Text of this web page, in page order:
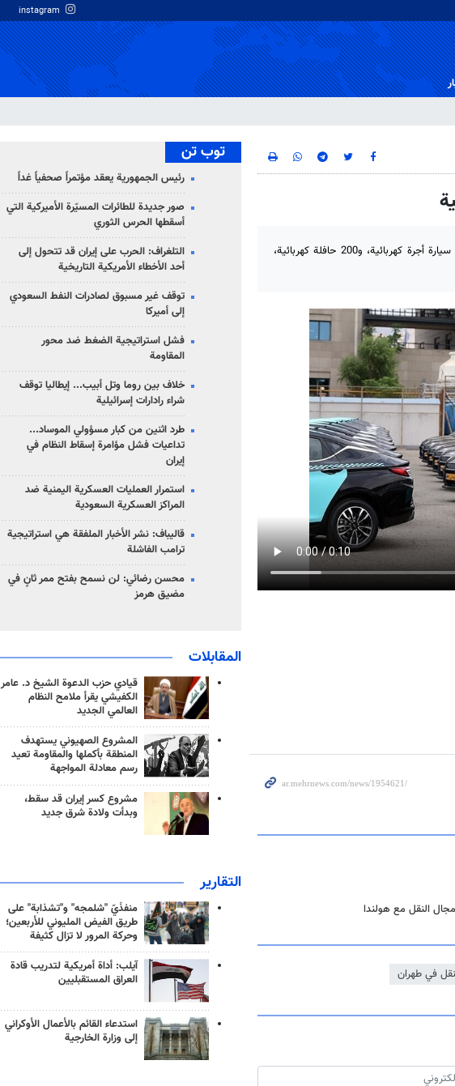
صباح اليوم، بحضور رئيس الجمهورية وعمدة طهران، تم إدخال 1700 سيارة أجرة كهربائية، و200 حافلة كهربائية،
مجال النقل مع هولندا
في طهران
توب تن
رئيس الجمهورية يعقد مؤتمراً صحفياً غداً
صور جديدة للطائرات المسيّرة الأميركية التي
أسقطها الحرس الثوري
التلغراف: الحرب على إيران قد تتحول إلى
أحد الأخطاء الأمريكية التاريخية
توقف غير مسبوق لصادرات النفط السعودي
إلى أميركا
فشل استراتيجية الضغط ضد محور
المقاومة
خلاف بين روما وتل أبيب... إيطاليا توقف
شراء رادارات إسرائيلية
طرد اثنين من كبار مسؤولي الموساد...
تداعيات فشل مؤامرة إسقاط النظام في
إيران
استمرار العمليات العسكرية اليمنية ضد
المراكز العسكرية السعودية
قاليباف: نشر الأخبار الملفقة هي استراتيجية
ترامب الفاشلة
محسن رضائي: لن نسمح بفتح ممر ثانٍ في
مضيق هرمز
المقابلات
قيادي حزب الدعوة الشيخ د. عامر
الكفيشي يقرأ ملامح النظام
العالمي الجديد
المشروع الصهيوني يستهدف
المنطقة بأكملها والمقاومة تعيد
رسم معادلة المواجهة
مشروع كسر إيران قد سقط،
وبدأت ولادة شرق جديد
التقارير
منفذَيّ "شلمجه" و"تشذابة" على
طريق الفيض المليوني للأربعين؛
وحركة المرور لا تزال كثيفة
آيلب: أداة أمريكية لتدريب قادة
العراق المستقبليين
استدعاء القائم بالأعمال الأوكراني
إلى وزارة الخارجية